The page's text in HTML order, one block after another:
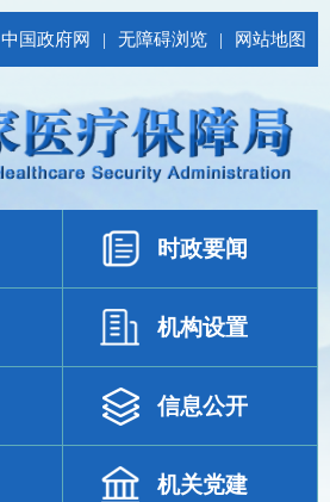
中国政府网 | 无障碍浏览 | 网站地图
时政要闻
机构设置
信息公开
机关党建